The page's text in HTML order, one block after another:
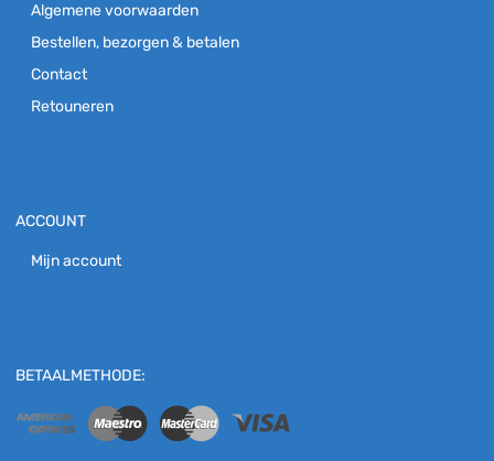
Algemene voorwaarden
Bestellen, bezorgen & betalen
Contact
Retouneren
ACCOUNT
Mijn account
BETAALMETHODE: